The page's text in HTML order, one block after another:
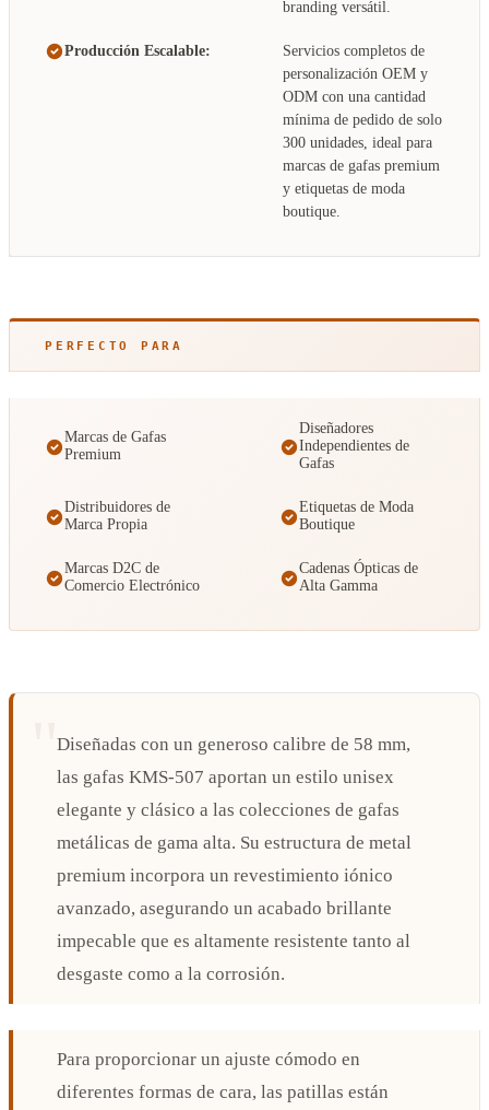
branding versátil.
Producción Escalable:
Servicios completos de
personalización OEM y
ODM con una cantidad
mínima de pedido de solo
300 unidades, ideal para
marcas de gafas premium
y etiquetas de moda
boutique.
PERFECTO PARA
Marcas de Gafas
Premium
Diseñadores
Independientes de
Gafas
Distribuidores de
Marca Propia
Etiquetas de Moda
Boutique
Marcas D2C de
Comercio Electrónico
Cadenas Ópticas de
Alta Gamma
Diseñadas con un generoso calibre de 58 mm,
las gafas KMS-507 aportan un estilo unisex
elegante y clásico a las colecciones de gafas
metálicas de gama alta. Su estructura de metal
premium incorpora un revestimiento iónico
avanzado, asegurando un acabado brillante
impecable que es altamente resistente tanto al
desgaste como a la corrosión.
Para proporcionar un ajuste cómodo en
diferentes formas de cara, las patillas están